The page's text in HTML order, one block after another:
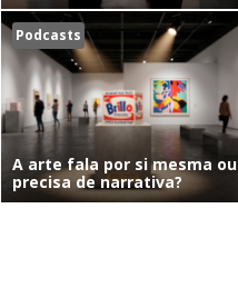
Podcasts
A arte fala por si mesma ou
precisa de narrativa?